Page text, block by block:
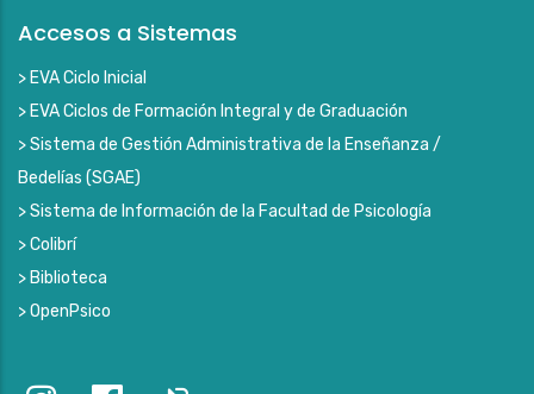
Accesos a Sistemas
> EVA Ciclo Inicial
> EVA Ciclos de Formación Integral y de Graduación
> Sistema de Gestión Administrativa de la Enseñanza /
Bedelías (SGAE)
> Sistema de Información de la Facultad de Psicología
> Colibrí
> Biblioteca
> OpenPsico